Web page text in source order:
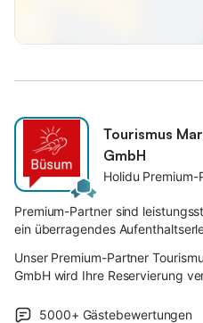
Tourismus
GmbH
Holidu Premium-
Premium-Partner sind
ein überragendes
Unser Premium-Partner
GmbH wird Ihre Reservierung
5000+ Gästebewertungen